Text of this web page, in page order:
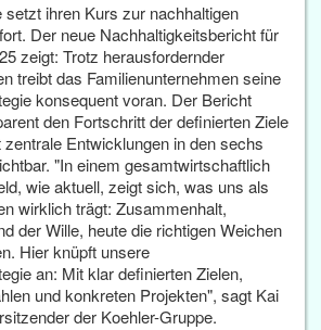
setzt ihren Kurs zur nachhaltigen
Der neue Nachhaltigkeitsbericht für
zeigt: Trotz herausfordernder
treibt das Familienunternehmen seine
konsequent voran. Der Bericht
den Fortschritt der definierten Ziele
Entwicklungen in den sechs
"In einem gesamtwirtschaftlich
wie aktuell, zeigt sich, was uns als
wirklich trägt: Zusammenhalt,
der Wille, heute die richtigen Weichen
Hier knüpft unsere
an: Mit klar definierten Zielen,
und konkreten Projekten", sagt Kai
der Koehler-Gruppe.